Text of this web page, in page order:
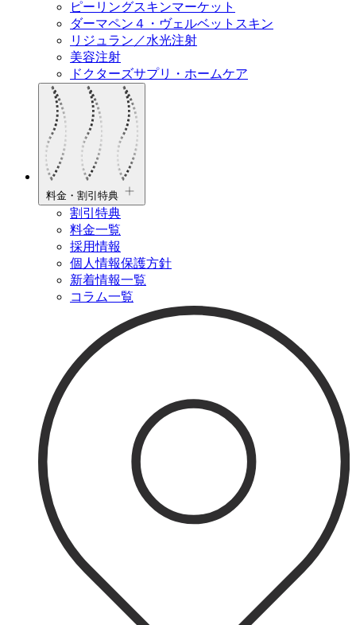
ピーリングスキンマーケット
ダーマペン４・ヴェルベットスキン
リジュラン／水光注射
美容注射
ドクターズサプリ・ホームケア
料金・割引特典
割引特典
料金一覧
採用情報
個人情報保護方針
新着情報一覧
コラム一覧